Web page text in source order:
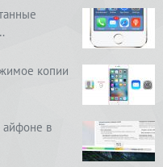
копии
айфоне в